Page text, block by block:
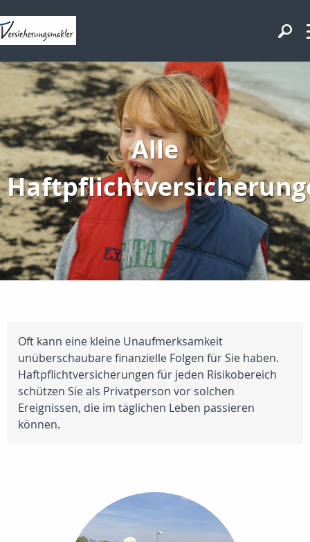
Alle
Oft kann eine kleine Unaufmerksamkeit
unüberschaubare finanzielle Folgen für Sie haben.
Haftpflichtversicherungen für jeden Risikobereich
schützen Sie als Privatperson vor solchen
Ereignissen, die im täglichen Leben passieren
können.